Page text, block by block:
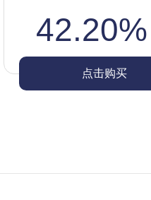
42.20%
点击购买